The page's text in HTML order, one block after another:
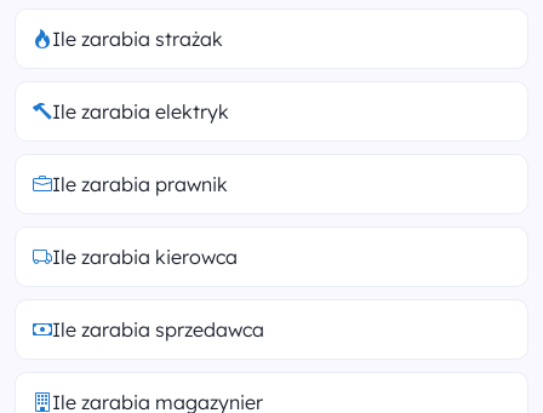
Ile zarabia strażak
Ile zarabia elektryk
Ile zarabia prawnik
Ile zarabia kierowca
Ile zarabia sprzedawca
Ile zarabia magazynier